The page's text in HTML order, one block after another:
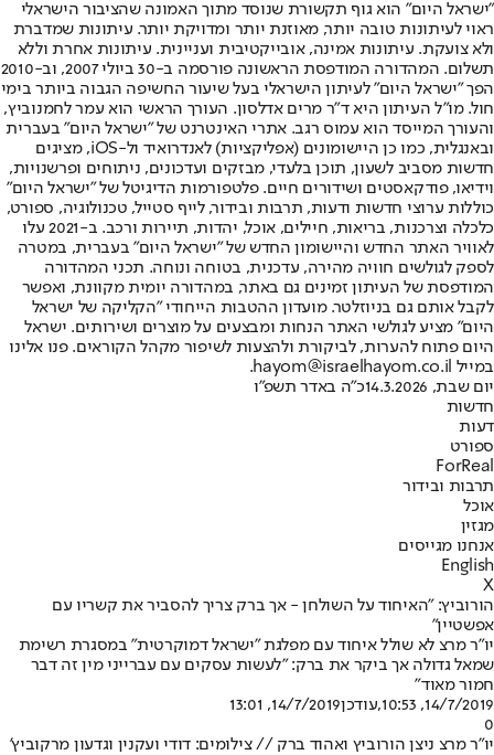
"ישראל היום" הוא גוף תקשורת שנוסד מתוך האמונה שהציבור הישראלי
ראוי לעיתונות טובה יותר, מאוזנת יותר ומדויקת יותר. עיתונות שמדברת
ולא צועקת. עיתונות אמינה, אובייקטיבית ועניינית. עיתונות אחרת וללא
תשלום. המהדורה המודפסת הראשונה פורסמה ב-30 ביולי 2007, וב-2010
הפך "ישראל היום" לעיתון הישראלי בעל שיעור החשיפה הגבוה ביותר בימי
חול. מו"ל העיתון היא ד"ר מרים אדלסון. העורך הראשי הוא עמר לחמנוביץ,
והעורך המייסד הוא עמוס רגב. אתרי האינטרנט של "ישראל היום" בעברית
ובאנגלית, כמו כן היישומונים (אפליקציות) לאנדרואיד ול-iOS, מציגים
חדשות מסביב לשעון, תוכן בלעדי, מבזקים ועדכונים, ניתוחים ופרשנויות,
וידיאו, פודקאסטים ושידורים חיים. פלטפורמות הדיגיטל של "ישראל היום"
כוללות ערוצי חדשות ודעות, תרבות ובידור, לייף סטייל, טכנולוגיה, ספורט,
כלכלה וצרכנות, בריאות, חיילים, אוכל, יהדות, תיירות ורכב. ב-2021 עלו
לאוויר האתר החדש והיישומון החדש של "ישראל היום" בעברית, במטרה
לספק לגולשים חוויה מהירה, עדכנית, בטוחה ונוחה. תכני המהדורה
המודפסת של העיתון זמינים גם באתר, במהדורה יומית מקוונת, ואפשר
לקבל אותם גם בניוזלטר. מועדון ההטבות הייחודי "הקליקה של ישראל
היום" מציע לגולשי האתר הנחות ומבצעים על מוצרים ושירותים. ישראל
היום פתוח להערות, לביקורת ולהצעות לשיפור מקהל הקוראים. פנו אלינו
במייל hayom@israelhayom.co.il.
יום שבת, 14.3.2026
כ"ה באדר תשפ"ו
חדשות
דעות
ספורט
ForReal
תרבות ובידור
אוכל
מגזין
אנחנו מגייסים
English
X
הורוביץ: "האיחוד על השולחן - אך ברק צריך להסביר את קשריו עם
אפשטיין"
יו"ר מרצ לא שולל איחוד עם מפלגת "ישראל דמוקרטית" במסגרת רשימת
שמאל גדולה אך ביקר את ברק: "לעשות עסקים עם עברייני מין זה דבר
חמור מאוד"
14/7/2019, 10:53
,עודכן14/7/2019, 13:01
0
יו"ר מרצ ניצן הורוביץ ואהוד ברק // צילומים: דודי ועקנין וגדעון מרקוביץ'